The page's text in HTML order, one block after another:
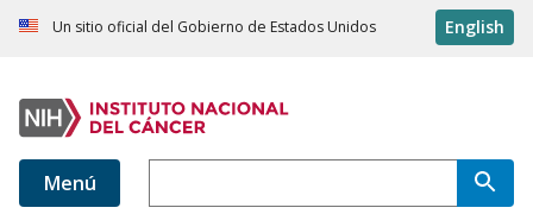
Un sitio oficial del Gobierno de Estados Unidos English
Menú